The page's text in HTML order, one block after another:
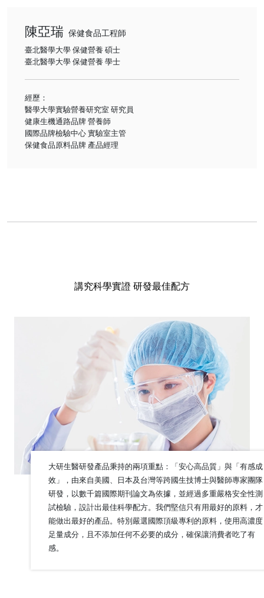
陳亞瑞 保健食品工程師
臺北醫學大學 保健營養 碩士
臺北醫學大學 保健營養 學士
經歷：
醫學大學實驗營養研究室 研究員
健康生機通路品牌 營養師
國際品牌檢驗中心 實驗室主管
保健食品原料品牌 產品經理
講究科學實證 研發最佳配方
大研生醫研發產品秉持的兩項重點：「安心高品質」與「有感成
效」，由來自美國、日本及台灣等跨國生技博士與醫師專家團隊
研發，以數千篇國際期刊論文為依據，並經過多重嚴格安全性測
試檢驗，設計出最佳科學配方。我們堅信只有用最好的原料，才
能做出最好的產品。特別嚴選國際頂級專利的原料，使用高濃度
足量成分，且不添加任何不必要的成分，確保讓消費者吃了有
感。